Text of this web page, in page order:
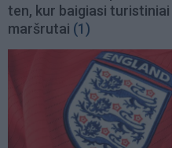
ten, kur baigiasi turistiniai
maršrutai (1)